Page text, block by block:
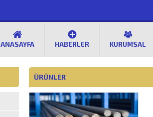
ANASAYFA HABERLER KURUMSAL
ÜRÜNLER